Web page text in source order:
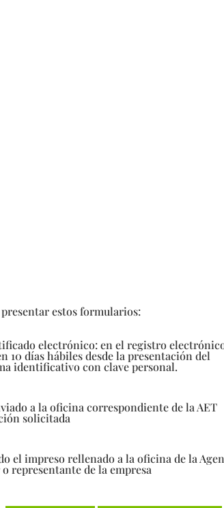
estos formularios:
electrónico: en el registro
10 días hábiles desde la presentación del
identificativo con clave personal.
a la oficina correspondiente de la AET
solicitada
el impreso rellenado a la oficina de la
representante de la empresa